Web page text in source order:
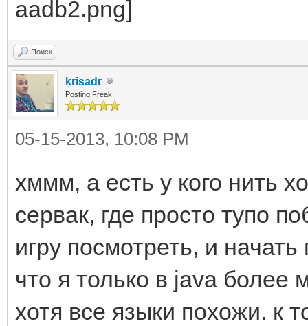
Поиск
krisadr
Posting Freak
05-15-2013, 10:08 PM
хммм, а есть у кого нить
сервак, где просто тупо
игру посмотреть, и
что я только в java более
хотя все языки похожи. к